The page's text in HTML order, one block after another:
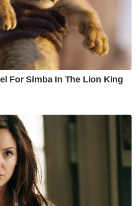
For Simba In The Lion King